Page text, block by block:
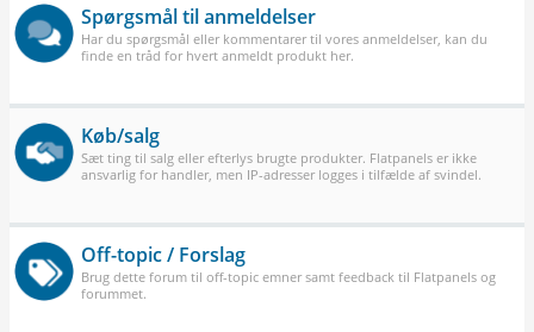
Spørgsmål til anmeldelser
Har du spørgsmål eller kommentarer til vores anmeldelser, kan du
finde en tråd for hvert anmeldt produkt her.
Køb/salg
Sæt ting til salg eller efterlys brugte produkter. Flatpanels er ikke
ansvarlig for handler, men IP-adresser logges i tilfælde af svindel.
Off-topic / Forslag
Brug dette forum til off-topic emner samt feedback til Flatpanels og
forummet.